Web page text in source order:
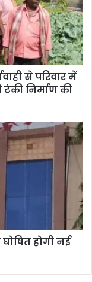
से परिवार में
निर्माण की
होगी नई